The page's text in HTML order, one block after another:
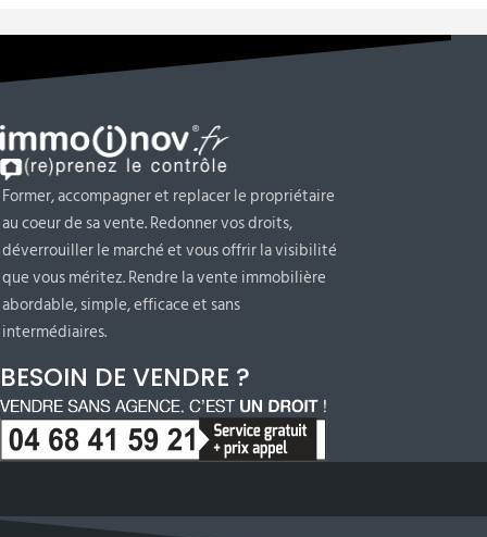
Former, accompagner et replacer le propriétaire
au coeur de sa vente. Redonner vos droits,
déverrouiller le marché et vous offrir la visibilité
que vous méritez. Rendre la vente immobilière
abordable, simple, efficace et sans
intermédiaires.
BESOIN DE VENDRE ?